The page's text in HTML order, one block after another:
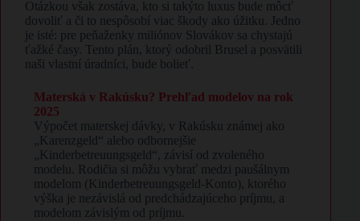
Otázkou však zostáva, kto si takýto luxus bude môcť
dovoliť a či to nespôsobí viac škody ako úžitku. Jedno
je isté: pre peňaženky miliónov Slovákov sa chystajú
ťažké časy. Tento plán, ktorý odobril Brusel a posvätili
naši vlastní úradníci, bude bolieť.
Materská v Rakúsku? Prehľad modelov na rok
2025
Výpočet materskej dávky, v Rakúsku známej ako
„Karenzgeld“ alebo odbornejšie
„Kinderbetreuungsgeld“, závisí od zvoleného
modelu. Rodičia si môžu vybrať medzi paušálnym
modelom (Kinderbetreuungsgeld-Konto), ktorého
výška je nezávislá od predchádzajúceho príjmu, a
modelom závislým od príjmu.